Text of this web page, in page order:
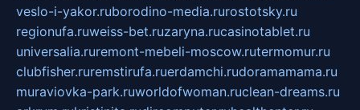
veslo-i-yakor.ruborodino-media.rurostotsky.ru
regionufa.ruweiss-bet.ruzaryna.rucasinotablet.ru
universalia.ruremont-mebeli-moscow.rutermomur.ru
clubfisher.ruremstirufa.ruerdamchi.rudoramamama.ru
muraviovka-park.ruworldofwoman.ruclean-dreams.ru